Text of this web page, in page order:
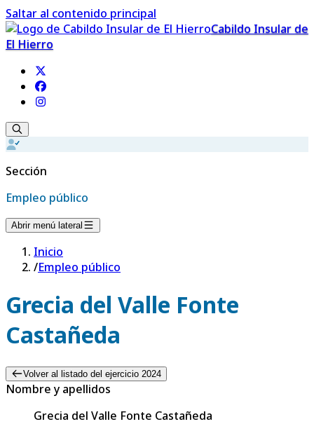
Saltar al contenido principal
Cabildo Insular de
El Hierro
Sección
Empleo público
Abrir menú lateral
Inicio
/Empleo público
Grecia del Valle Fonte
Castañeda
Volver al listado del ejercicio 2024
Nombre y apellidos
Grecia del Valle Fonte Castañeda